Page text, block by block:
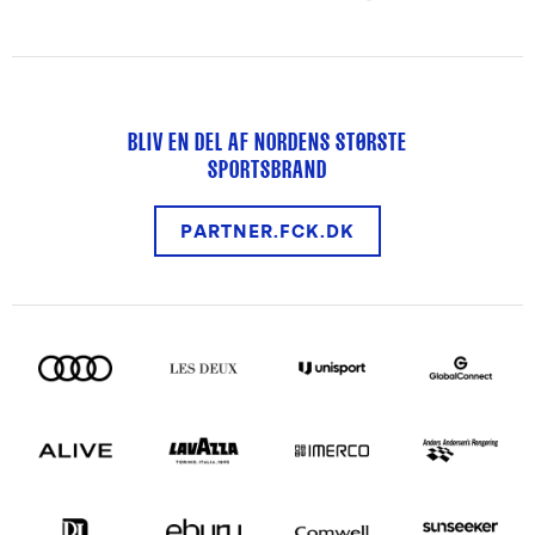
BLIV EN DEL AF NORDENS STØRSTE
SPORTSBRAND
PARTNER.FCK.DK